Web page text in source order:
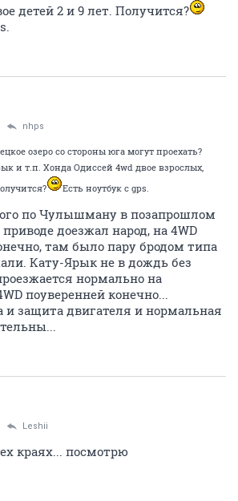
детей 2 и 9 лет. Получится?
nhps
озеро со стороны юга могут проехать?
и т.п. Хонда Одиссей 4wd двое взрослых,
Есть ноутбук с gps.
по Чулышману в позапрошлом
доезжал народ, на 4WD
там было пару бродом типа
Кату-Ярык не в дождь без
нормально на
поуверенней конечно...
защита двигателя и нормальная
Leshii
краях... посмотрю